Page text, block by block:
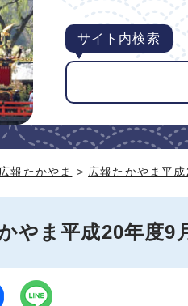
サイト内検索
広報たかやま > 広報たかやま平
やま平成20年度9